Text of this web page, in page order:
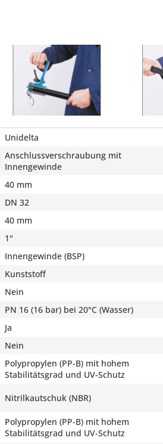
Unidelta
Anschlussverschraubung mit
Innengewinde
40 mm
DN 32
40 mm
1"
Innengewinde (BSP)
Kunststoff
Nein
PN 16 (16 bar) bei 20°C (Wasser)
Ja
Nein
Polypropylen (PP-B) mit hohem
Stabilitätsgrad und UV-Schutz
Nitrilkautschuk (NBR)
Polypropylen (PP-B) mit hohem
Stabilitätsgrad und UV-Schutz